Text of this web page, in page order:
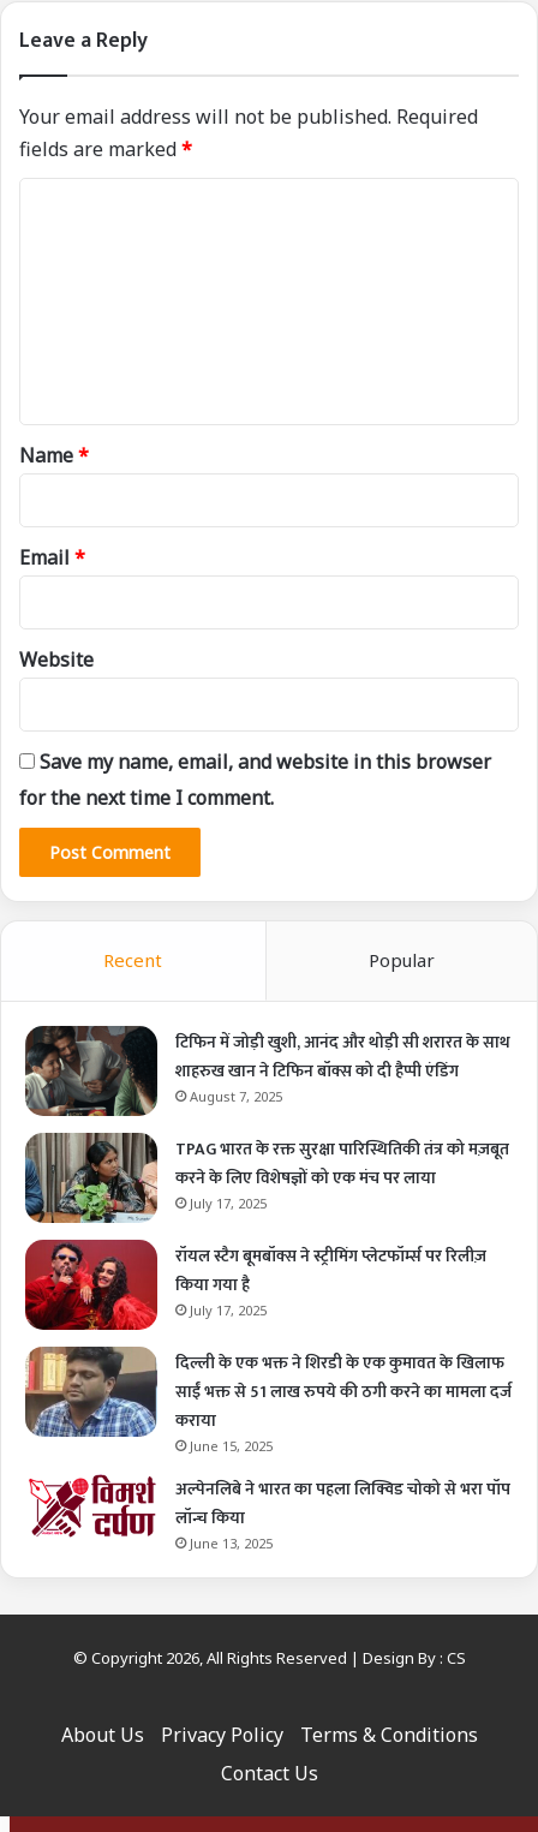
Leave a Reply
Your email address will not be published. Required
fields are marked*
*
Name*
Email *
Website
Save my name, email, and website in this browser
for the next time I comment.
Recent Popular
टिफिन में जोड़ी खुशी, आनंद और थोड़ी सी शरारत के साथ
शाहरुख खान ने टिफिन बॉक्स को दी हैप्पी एंडिंग
August 7, 2025
TPAG भारत के रक्त सुरक्षा पारिस्थितिकी तंत्र को मज़बूत
करने के लिए विशेषज्ञों को एक मंच पर लाया
July 17, 2025
रॉयल स्टैग बूमबॉक्स ने स्ट्रीमिंग प्लेटफॉर्म्स पर रिलीज़
किया गया है
July 17, 2025
दिल्ली के एक भक्त ने शिरडी के एक कुमावत के खिलाफ
साईं भक्त से 51 लाख रुपये की ठगी करने का मामला दर्ज
कराया
June 15, 2025
अल्पेनलिबे ने भारत का पहला लिक्विड चोको से भरा पॉप
लॉन्च किया
June 13, 2025
© Copyright 2026, All Rights Reserved | Design By : CS
About Us Privacy Policy
Terms & Conditions
Contact Us